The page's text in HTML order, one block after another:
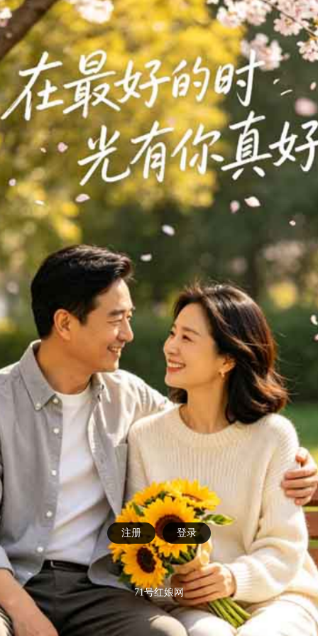
注册 登录
71号红娘网